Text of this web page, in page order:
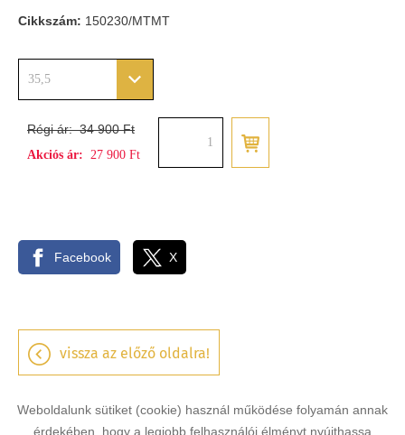
35,5
Régi ár:34 900 Ft
Akciós ár: 27 900 Ft
Cikkszám: 150230/MTMT
Facebook X
vissza az előző oldalra!
Weboldalunk sütiket (cookie) használ működése folyamán annak
érdekében, hogy a legjobb felhasználói élményt nyújthassa